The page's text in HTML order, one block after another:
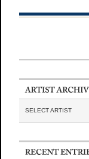
SELECT ARTIST